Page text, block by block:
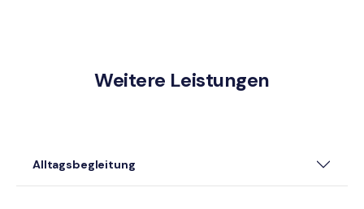
Weitere Leistungen
Alltagsbegleitung